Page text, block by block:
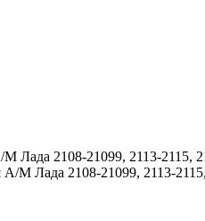
Лада 2108-21099, 2113-2115,